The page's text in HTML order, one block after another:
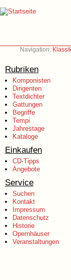
Navigation:
Rubriken
Komponisten
Dirigenten
Textdichter
Gattungen
Begriffe
Tempi
Jahrestage
Kataloge
Einkaufen
CD-Tipps
Angebote
Service
Suchen
Kontakt
Impressum
Datenschutz
Historie
Opernhäuser
Veranstaltungen